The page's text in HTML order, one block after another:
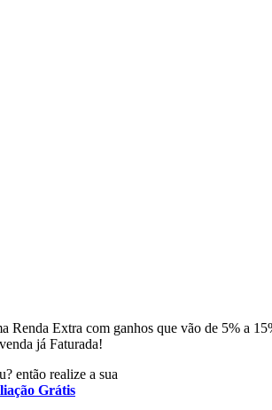
Renda Extra com ganhos que vão de 5% a
já Faturada!
então realize a sua
Grátis